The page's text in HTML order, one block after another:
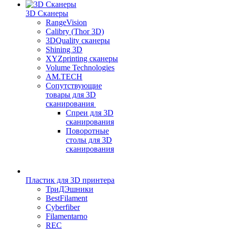
3D Сканеры
RangeVision
Calibry (Thor 3D)
3DQuality сканеры
Shining 3D
XYZprinting сканеры
Volume Technologies
AM.TECH
Сопутствующие
товары для 3D
сканирования
Спреи для 3D
сканирования
Поворотные
столы для 3D
сканирования
Пластик для 3D принтера
ТриДЭшники
BestFilament
Cyberfiber
Filamentarno
REC